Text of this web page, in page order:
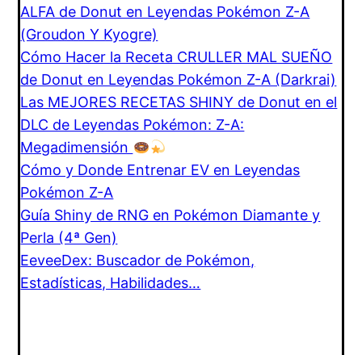
ALFA de Donut en Leyendas Pokémon Z-A
(Groudon Y Kyogre)
Cómo Hacer la Receta CRULLER MAL SUEÑO
de Donut en Leyendas Pokémon Z-A (Darkrai)
Las MEJORES RECETAS SHINY de Donut en el
DLC de Leyendas Pokémon: Z-A:
Megadimensión
Cómo y Donde Entrenar EV en Leyendas
Pokémon Z-A
Guía Shiny de RNG en Pokémon Diamante y
Perla (4ª Gen)
EeveeDex: Buscador de Pokémon,
Estadísticas, Habilidades…